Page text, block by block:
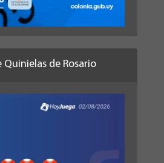
Quinielas de Rosario